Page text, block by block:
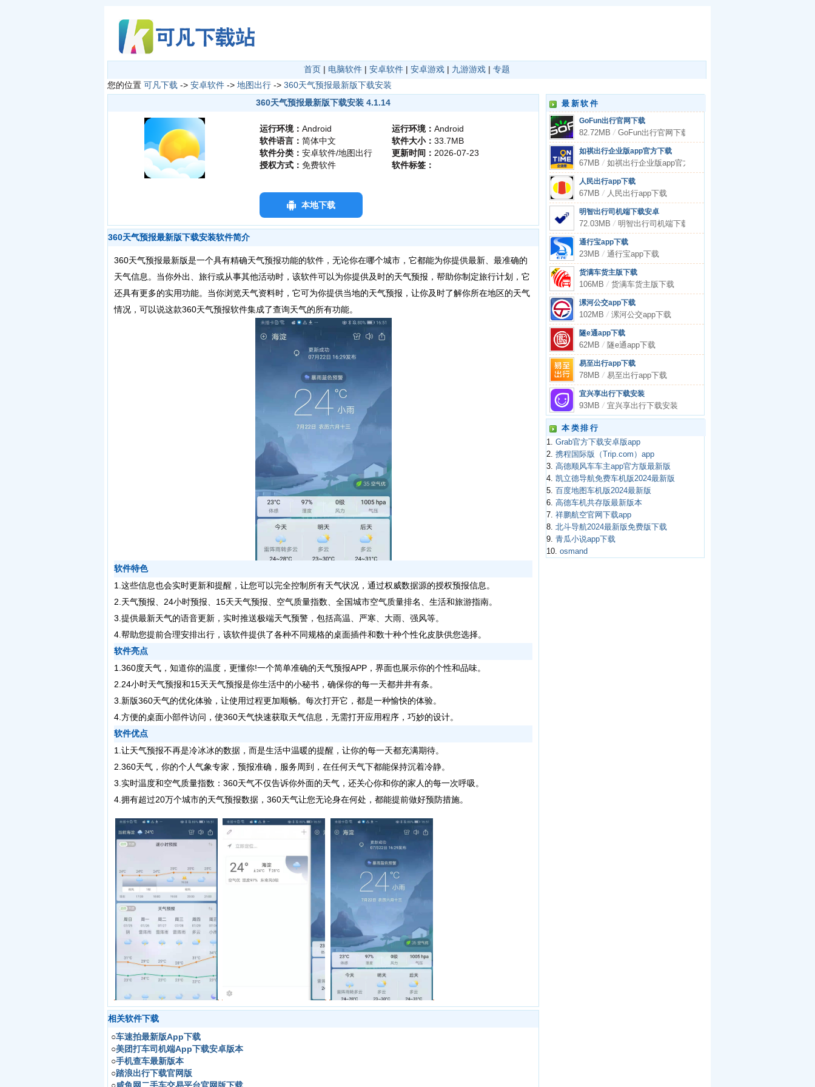
首页 | 电脑软件 | 安卓软件 | 安卓游戏 | 九游游戏 | 专题
您的位置 可凡下载 -> 安卓软件 -> 地图出行 -> 360天气预报最新版下载安装
360天气预报最新版下载安装 4.1.14
运行环境： Android
软件语言： 简体中文
软件分类： 安卓软件/地图出行
授权方式： 免费软件
运行环境： Android
软件大小： 33.7MB
更新时间： 2026-07-23
软件标签：
本地下载
360天气预报最新版下载安装软件简介
360天气预报最新版是一个具有精确天气预报功能的软件，无论你在哪个城市，它都能为你提供最新、最准确的
天气信息。当你外出、旅行或从事其他活动时，该软件可以为你提供及时的天气预报，帮助你制定旅行计划，它
还具有更多的实用功能。当你浏览天气资料时，它可为你提供当地的天气预报，让你及时了解你所在地区的天气
情况，可以说这款360天气预报软件集成了查询天气的所有功能。
软件特色
1.这些信息也会实时更新和提醒，让您可以完全控制所有天气状况，通过权威数据源的授权预报信息。
2.天气预报、24小时预报、15天天气预报、空气质量指数、全国城市空气质量排名、生活和旅游指南。
3.提供最新天气的语音更新，实时推送极端天气预警，包括高温、严寒、大雨、强风等。
4.帮助您提前合理安排出行，该软件提供了各种不同规格的桌面插件和数十种个性化皮肤供您选择。
软件亮点
1.360度天气，知道你的温度，更懂你!一个简单准确的天气预报APP，界面也展示你的个性和品味。
2.24小时天气预报和15天天气预报是你生活中的小秘书，确保你的每一天都井井有条。
3.新版360天气的优化体验，让使用过程更加顺畅。每次打开它，都是一种愉快的体验。
4.方便的桌面小部件访问，使360天气快速获取天气信息，无需打开应用程序，巧妙的设计。
软件优点
1.让天气预报不再是冷冰冰的数据，而是生活中温暖的提醒，让你的每一天都充满期待。
2.360天气，你的个人气象专家，预报准确，服务周到，在任何天气下都能保持沉着冷静。
3.实时温度和空气质量指数：360天气不仅告诉你外面的天气，还关心你和你的家人的每一次呼吸。
4.拥有超过20万个城市的天气预报数据，360天气让您无论身在何处，都能提前做好预防措施。
相关软件下载
○车速拍最新版App下载
○美团打车司机端App下载安卓版本
○手机查车最新版本
○踏浪出行下载官网版
最新软件
GoFun出行官网下载
82.72MB/ GoFun出行官网下载
如祺出行企业版app官方下载
67MB/ 如祺出行企业版app官方下载
人民出行app下载
67MB/ 人民出行app下载
明智出行司机端下载安卓
72.03MB/ 明智出行司机端下载安卓
通行宝app下载
23MB/ 通行宝app下载
货满车货主版下载
106MB/ 货满车货主版下载
漯河公交app下载
102MB/ 漯河公交app下载
隧e通app下载
62MB/ 隧e通app下载
易至出行app下载
78MB/ 易至出行app下载
宜兴享出行下载安装
93MB/ 宜兴享出行下载安装
本类排行
1. Grab官方下载安卓版app
2. 携程国际版（Trip.com）app
3. 高德顺风车车主app官方版最新版
4. 凯立德导航免费车机版2024最新版
5. 百度地图车机版2024最新版
6. 高德车机共存版最新版本
7. 祥鹏航空官网下载app
8. 北斗导航2024最新版免费版下载
9. 青瓜小说app下载
10. osmand